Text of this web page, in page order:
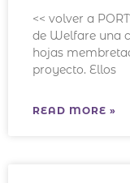
<< volver a
de Welfare una
hojas
proyecto. Ellos
READ MORE »